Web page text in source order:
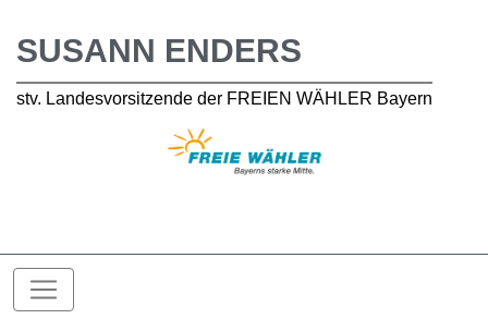
SUSANN ENDERS
stv. Landesvorsitzende der FREIEN WÄHLER Bayern